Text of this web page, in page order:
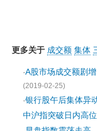
更多关于 成交额 集体
·A股市场成交额剧
(2019-02-25)
·银行股午后集体异
中沪指突破日内高位